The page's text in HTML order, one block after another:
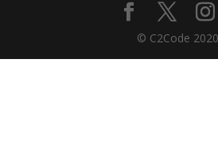
© C2Code 2020